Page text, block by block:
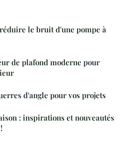
le bruit d'une pompe à
de plafond moderne pour
d'angle pour vos projets
: inspirations et nouveautés